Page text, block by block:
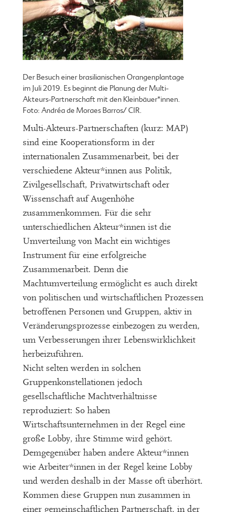
Der Besuch einer brasilianischen Orangenplantage
im Juli 2019. Es beginnt die Planung der Multi-
Akteurs-Partnerschaft mit den Kleinbäuer*innen.
Foto: Andréa de Moraes Barros/ CIR.
Multi-Akteurs-Partnerschaften (kurz: MAP)
sind eine Kooperationsform in der
internationalen Zusammenarbeit, bei der
verschiedene Akteur*innen aus Politik,
Zivilgesellschaft, Privatwirtschaft oder
Wissenschaft auf Augenhöhe
zusammenkommen. Für die sehr
unterschiedlichen Akteur*innen ist die
Umverteilung von Macht ein wichtiges
Instrument für eine erfolgreiche
Zusammenarbeit. Denn die
Machtumverteilung ermöglicht es auch direkt
von politischen und wirtschaftlichen Prozessen
betroffenen Personen und Gruppen, aktiv in
Veränderungsprozesse einbezogen zu werden,
um Verbesserungen ihrer Lebenswirklichkeit
herbeizuführen.
Nicht selten werden in solchen
Gruppenkonstellationen jedoch
gesellschaftliche Machtverhältnisse
reproduziert: So haben
Wirtschaftsunternehmen in der Regel eine
große Lobby, ihre Stimme wird gehört.
Demgegenüber haben andere Akteur*innen
wie Arbeiter*innen in der Regel keine Lobby
und werden deshalb in der Masse oft überhört.
Kommen diese Gruppen nun zusammen in
einer gemeinschaftlichen Partnerschaft, in der